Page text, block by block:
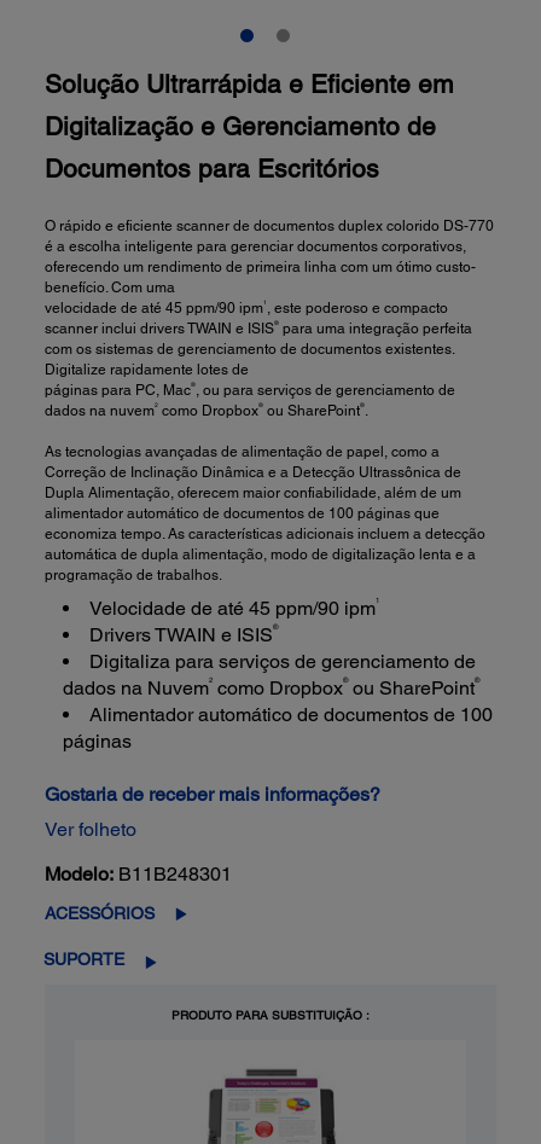
Solução Ultrarrápida e Eficiente em
Digitalização e Gerenciamento de
Documentos para Escritórios
O rápido e eficiente scanner de documentos duplex colorido DS-770
é a escolha inteligente para gerenciar documentos corporativos,
oferecendo um rendimento de primeira linha com um ótimo custo-
benefício. Com uma
velocidade de até 45 ppm/90 ipm1 , este poderoso e compacto
scanner inclui drivers TWAIN e ISIS® para uma integração perfeita
com os sistemas de gerenciamento de documentos existentes.
Digitalize rapidamente lotes de
páginas para PC, Mac® , ou para serviços de gerenciamento de
dados na nuvem2 como Dropbox® ou SharePoint® .
As tecnologias avançadas de alimentação de papel, como a
Correção de Inclinação Dinâmica e a Detecção Ultrassônica de
Dupla Alimentação, oferecem maior confiabilidade, além de um
alimentador automático de documentos de 100 páginas que
economiza tempo. As características adicionais incluem a detecção
automática de dupla alimentação, modo de digitalização lenta e a
programação de trabalhos.
Velocidade de até 45 ppm/90 ipm1
Drivers TWAIN e ISIS®
Digitaliza para serviços de gerenciamento de
dados na Nuvem2 como Dropbox®ou SharePoint®
Alimentador automático de documentos de 100
páginas
Gostaria de receber mais informações?
Ver folheto
Modelo: B11B248301
ACESSÓRIOS
SUPORTE
PRODUTO PARA SUBSTITUIÇÃO :